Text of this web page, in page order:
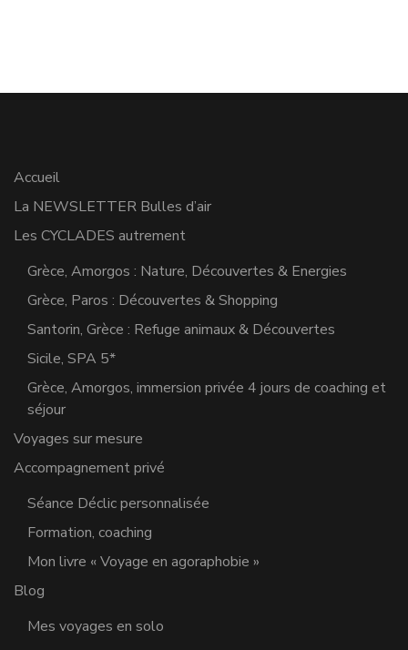
Accueil
La NEWSLETTER Bulles d’air
Les CYCLADES autrement
Grèce, Amorgos : Nature, Découvertes & Energies
Grèce, Paros : Découvertes & Shopping
Santorin, Grèce : Refuge animaux & Découvertes
Sicile, SPA 5*
Grèce, Amorgos, immersion privée 4 jours de coaching et
séjour
Voyages sur mesure
Accompagnement privé
Séance Déclic personnalisée
Formation, coaching
Mon livre « Voyage en agoraphobie »
Blog
Mes voyages en solo